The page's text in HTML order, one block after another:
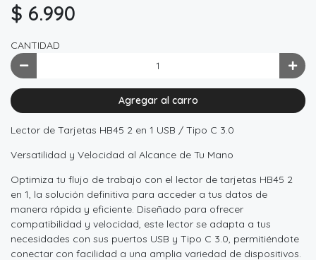
$ 6.990
CANTIDAD
Agregar al carro
Lector de Tarjetas HB45 2 en 1 USB / Tipo C 3.0
Versatilidad y Velocidad al Alcance de Tu Mano
Optimiza tu flujo de trabajo con el lector de tarjetas HB45 2
en 1, la solución definitiva para acceder a tus datos de
manera rápida y eficiente. Diseñado para ofrecer
compatibilidad y velocidad, este lector se adapta a tus
necesidades con sus puertos USB y Tipo C 3.0, permitiéndote
conectar con facilidad a una amplia variedad de dispositivos.